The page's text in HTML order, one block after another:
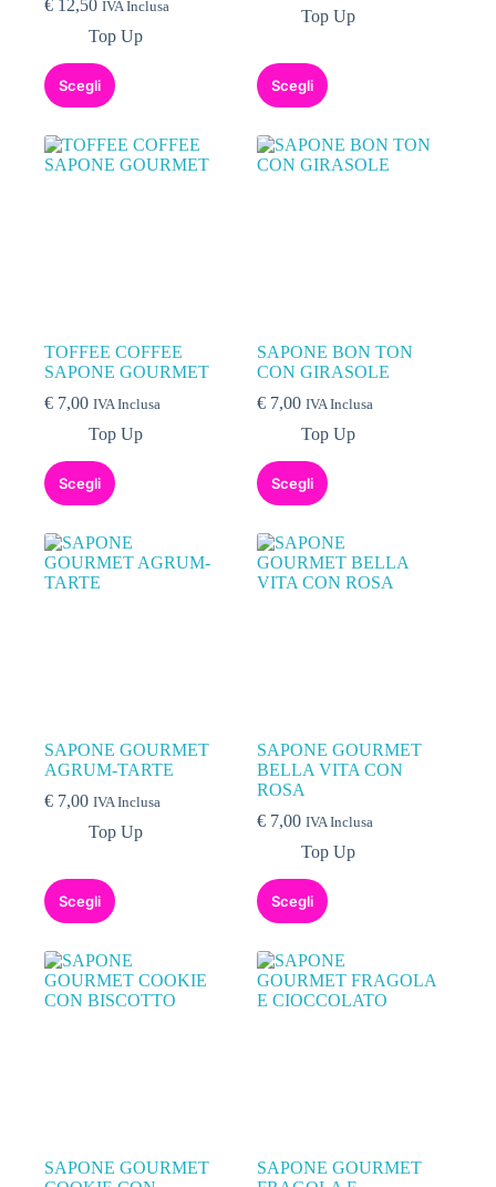
€ 12,50 IVA Inclusa
Top Up
Scegli
Top Up
Scegli
TOFFEE COFFEE
SAPONE GOURMET
€ 7,00 IVA Inclusa
Top Up
Scegli
SAPONE BON TON
CON GIRASOLE
€ 7,00 IVA Inclusa
Top Up
Scegli
SAPONE GOURMET
AGRUM-TARTE
€ 7,00 IVA Inclusa
Top Up
Scegli
SAPONE GOURMET
BELLA VITA CON
ROSA
€ 7,00 IVA Inclusa
Top Up
Scegli
SAPONE GOURMET
SAPONE GOURMET